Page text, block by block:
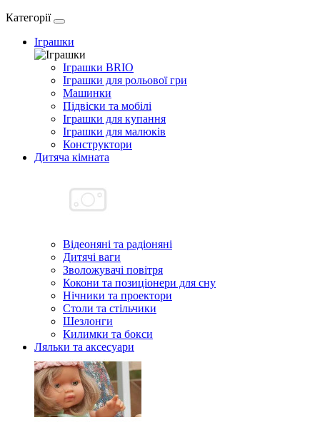
Категорії
Іграшки
Іграшки BRIO
Іграшки для рольової гри
Машинки
Підвіски та мобілі
Іграшки для купання
Іграшки для малюків
Конструктори
Дитяча кімната
Відеоняні та радіоняні
Дитячі ваги
Зволожувачі повітря
Кокони та позиціонери для сну
Нічники та проектори
Столи та стільчики
Шезлонги
Килимки та бокси
Ляльки та аксесуари